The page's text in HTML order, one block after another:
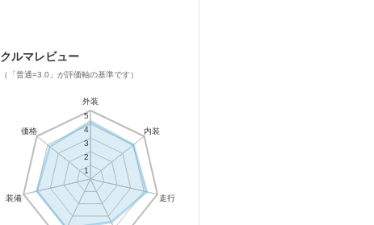
クルマレビュー
（「普通=3.0」が評価軸の基準です）
外装
内装
走行
装備
価格
1
2
3
4
5